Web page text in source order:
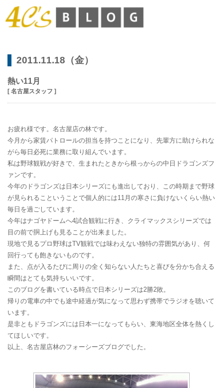
2011.11.18（金）
熱い11月
[ 名古屋スタッフ ]
お疲れ様です。名古屋店の林です。
今月から家賃パトロールの担当を持つことになり、先輩方に助けられな
がら毎日必死に業務に取り組んでいます。
私は野球観戦が好きで、生まれたときから根っからの中日ドラゴンズフ
ァンです。
今年のドラゴンズは日本シリーズにも進出しており、この時期まで野球
が見られるこということで個人的には11月の寒さに負けないくらい熱い
毎日を過ごしています。
今年はナゴヤドームへ4試合観戦に行き、クライマックスシリーズでは
目の前で胴上げも見ることが出来ました。
現地で見るプロ野球はTV観戦では味わえない独特の雰囲気があり、何
回行っても飽きないものです。
また、点が入るたびに周りの全く知らない人たちと喜びを分かち合える
瞬間はとても気持ちいいです。
このブログを書いている時点で日本シリーズは2勝2敗。
帰りの電車の中でも途中経過が気になって思わず携帯でラジオを聴いて
います。
是非ともドラゴンズには日本一になってもらい、東海地区全体を熱くし
てほしいです。
以上、名古屋店林のフォーシーズブログでした。